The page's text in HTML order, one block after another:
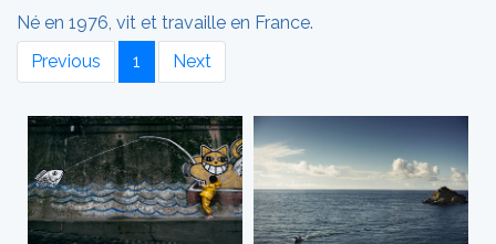
Né en 1976, vit et travaille en France.
Previous
1 Next